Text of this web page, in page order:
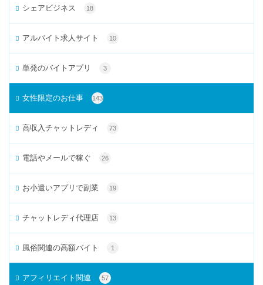
シェアビジネス 18
アルバイト求人サイト 10
単発のバイトアプリ 3
女性限定のお仕事 143
高収入チャットレディ 73
電話やメールで稼ぐ 26
お小遣いアプリで副業 19
チャットレディ代理店 13
風俗関連の高額バイト 1
アフィリエイト関連 57